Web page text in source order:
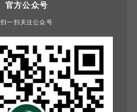
官方公众号
扫一扫关注公众号